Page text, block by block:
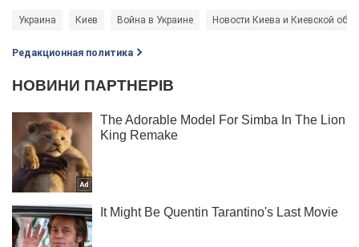
Украина Киев Война в Украине Новости Киева и Киевской
Редакционная политика